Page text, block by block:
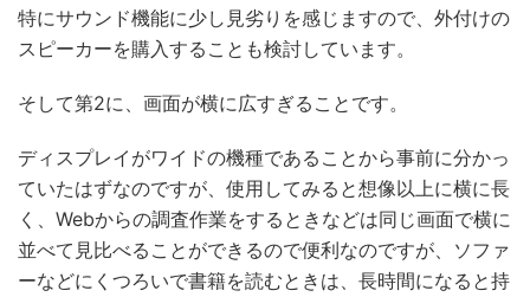
特にサウンド機能に少し見劣りを感じますので、外付けの
スピーカーを購入することも検討しています。
そして第2に、画面が横に広すぎることです。
ディスプレイがワイドの機種であることから事前に分かっ
ていたはずなのですが、使用してみると想像以上に横に長
く、Webからの調査作業をするときなどは同じ画面で横に
並べて見比べることができるので便利なのですが、ソファ
ーなどにくつろいで書籍を読むときは、長時間になると持